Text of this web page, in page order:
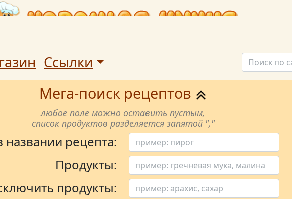
Ссылки
Мега-поиск рецептов
любое поле можно оставить пустым,
список продуктов разделяется запятой ","
названии рецепта:
Продукты:
продукты: